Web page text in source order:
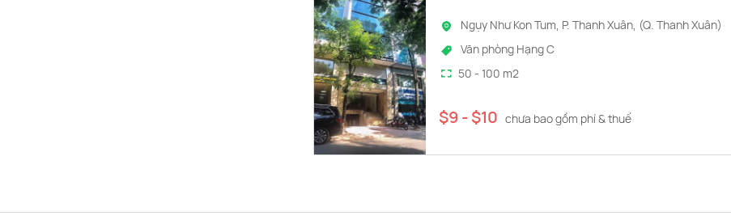
Ngụy Như Kon Tum, P. Thanh Xuân, (Q. Thanh Xuân)
Văn phòng Hạng C
50 - 100 m2
$9 - $10 chưa bao gồm phí & thuế